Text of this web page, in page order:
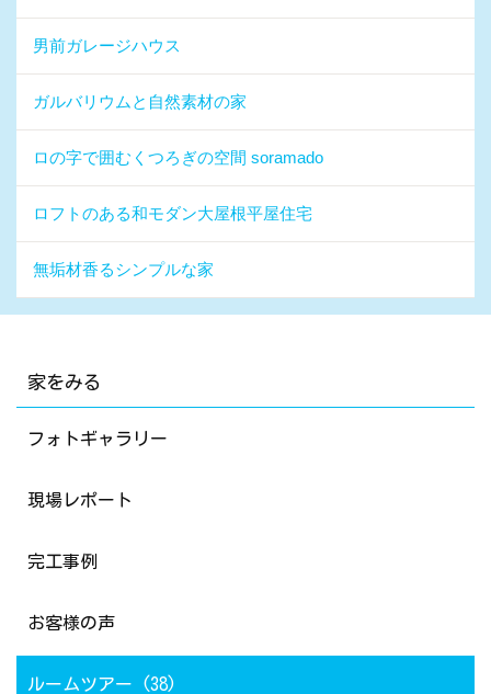
男前ガレージハウス
ガルバリウムと自然素材の家
ロの字で囲むくつろぎの空間 soramado
ロフトのある和モダン大屋根平屋住宅
無垢材香るシンプルな家
家をみる
フォトギャラリー
現場レポート
完工事例
お客様の声
ルームツアー (38)